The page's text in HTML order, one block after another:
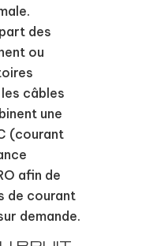
des
ou
câbles
une
(courant
afin de
de courant
demande.